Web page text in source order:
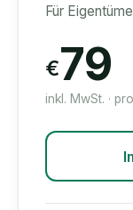
Für
€79
inkl. MwSt. ·